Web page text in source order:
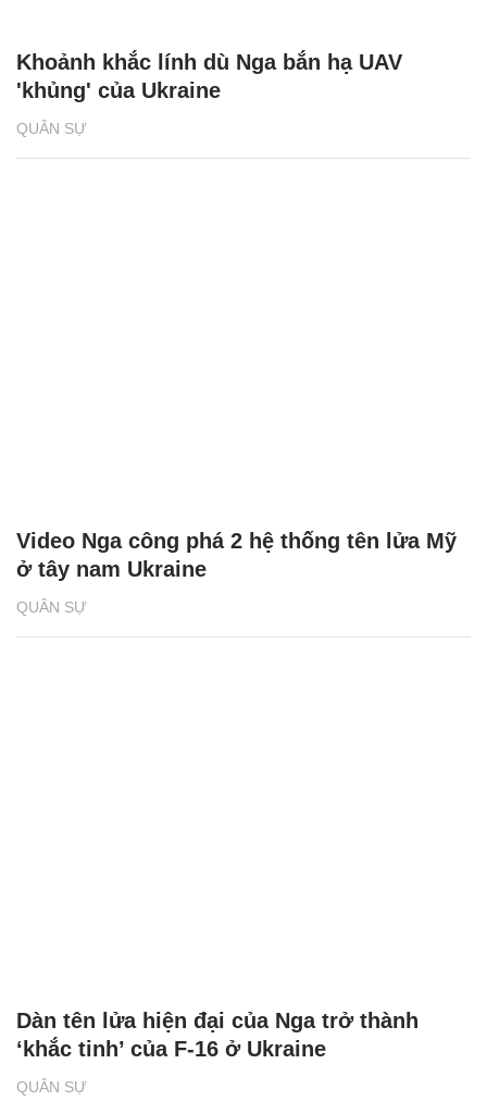
QUÂN SỰ
Khoảnh khắc lính dù Nga bắn hạ UAV
'khủng' của Ukraine
QUÂN SỰ
Video Nga công phá 2 hệ thống tên lửa Mỹ
ở tây nam Ukraine
QUÂN SỰ
Dàn tên lửa hiện đại của Nga trở thành
‘khắc tinh’ của F-16 ở Ukraine